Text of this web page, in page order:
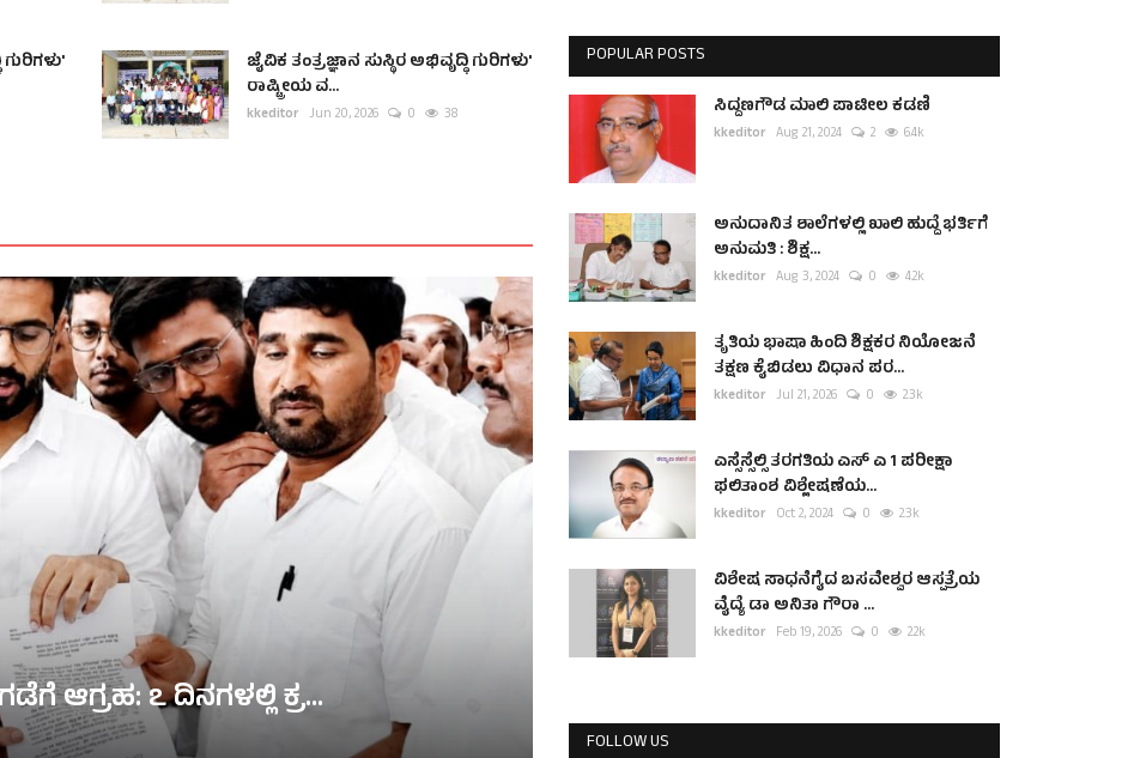
ಗುರಿಗಳು'
ಜೈವಿಕ ತಂತ್ರಜ್ಞಾನ ಸುಸ್ಥಿರ ಅಭಿವೃದ್ಧಿ ಗುರಿಗಳು'
ರಾಷ್ಟ್ರೀಯ ವ...
kkeditor Jun 20, 2026 0 38
ಆಗ್ರಹ: ೭ ದಿನಗಳಲ್ಲಿ ಕ್ರ...
POPULAR POSTS
ಸಿದ್ದಣಗೌಡ ಮಾಲಿ ಪಾಟೀಲ ಕಡಣಿ
kkeditor Aug 21, 2024 2 6.4k
ಅನುದಾನಿತ ಶಾಲೆಗಳಲ್ಲಿ ಖಾಲಿ ಹುದ್ದೆ ಭರ್ತಿಗೆ
ಅನುಮತಿ : ಶಿಕ್ಷ...
kkeditor Aug 3, 2024 0 4.2k
ತೃತಿಯ ಭಾಷಾ ಹಿಂದಿ ಶಿಕ್ಷಕರ ನಿಯೋಜನೆ
ತಕ್ಷಣ ಕೈಬಿಡಲು ವಿಧಾನ ಪರ...
kkeditor Jul 21, 2026 0 2.3k
ಎಸ್ಸೆಸ್ಸೆಲ್ಸಿ ತರಗತಿಯ ಎಸ್ ಎ 1 ಪರೀಕ್ಷಾ
ಫಲಿತಾಂಶ ವಿಶ್ಲೇಷಣೆಯ...
kkeditor Oct 2, 2024 0 2.3k
ವಿಶೇಷ ಸಾಧನೆಗೈದ ಬಸವೇಶ್ವರ ಆಸ್ಪತ್ರೆಯ
ವೈದ್ಯೆ ಡಾ ಅನಿತಾ ಗೌರಾ ...
kkeditor Feb 19, 2026 0 2.2k
FOLLOW US